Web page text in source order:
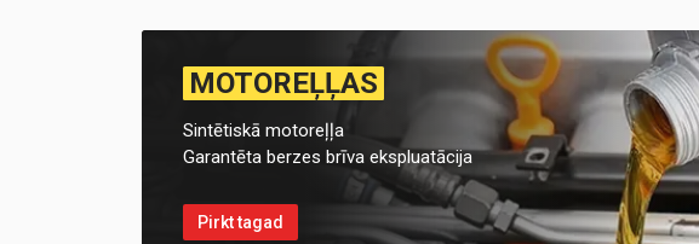
MOTOREĻĻAS
Sintētiskā motoreļļa
Garantēta berzes brīva ekspluatācija
Pirkt tagad